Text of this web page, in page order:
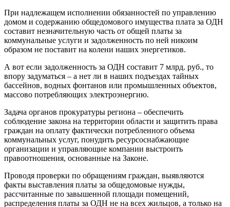
При надлежащем исполнении обязанностей по управлению
домом и содержанию общедомового имущества плата за ОДН
составит незначительную часть от общей платы за
коммунальные услуги и задолженность по ней никоим
образом не поставит на колени наших энергетиков.
А вот если задолженность за ОДН составит 7 млрд. руб., то
впору задуматься – а нет ли в наших подъездах тайных
бассейнов, водных фонтанов или промышленных объектов,
массово потребляющих электроэнергию.
Задача органов прокуратуры региона – обеспечить
соблюдение закона на территории области и защитить права
граждан на оплату фактически потребленного объема
коммунальных услуг, понудить ресурсоснабжающие
организации и управляющие компании выстроить
правоотношения, основанные на Законе.
Проводя проверки по обращениям граждан, выявляются
факты выставления платы за общедомовые нужды,
рассчитанные по завышенной площади помещений,
распределения платы за ОДН не на всех жильцов, а только на